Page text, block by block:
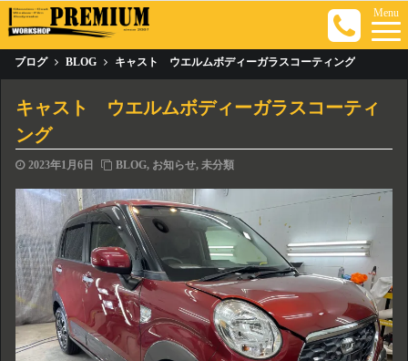
Menu
ブログ BLOG キャスト ウエルムボディーガラスコーティング
キャスト ウエルムボディーガラスコーティ
ング
2023年1月6日 BLOG, お知らせ, 未分類